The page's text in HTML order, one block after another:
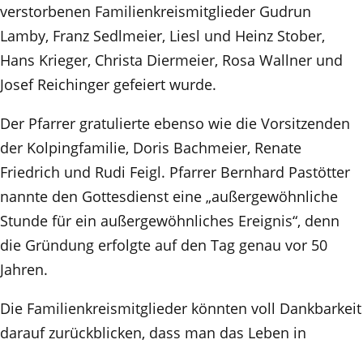
verstorbenen Familienkreismitglieder Gudrun
Lamby, Franz Sedlmeier, Liesl und Heinz Stober,
Hans Krieger, Christa Diermeier, Rosa Wallner und
Josef Reichinger gefeiert wurde.
Der Pfarrer gratulierte ebenso wie die Vorsitzenden
der Kolpingfamilie, Doris Bachmeier, Renate
Friedrich und Rudi Feigl. Pfarrer Bernhard Pastötter
nannte den Gottesdienst eine „außergewöhnliche
Stunde für ein außergewöhnliches Ereignis“, denn
die Gründung erfolgte auf den Tag genau vor 50
Jahren.
Die Familienkreismitglieder könnten voll Dankbarkeit
darauf zurückblicken, dass man das Leben in